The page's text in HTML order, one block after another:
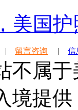
美国
留言咨询 | 信
不属
境提